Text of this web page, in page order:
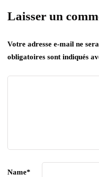
Laisser un
Votre adresse e-mail ne
obligatoires sont indiqués
Name*